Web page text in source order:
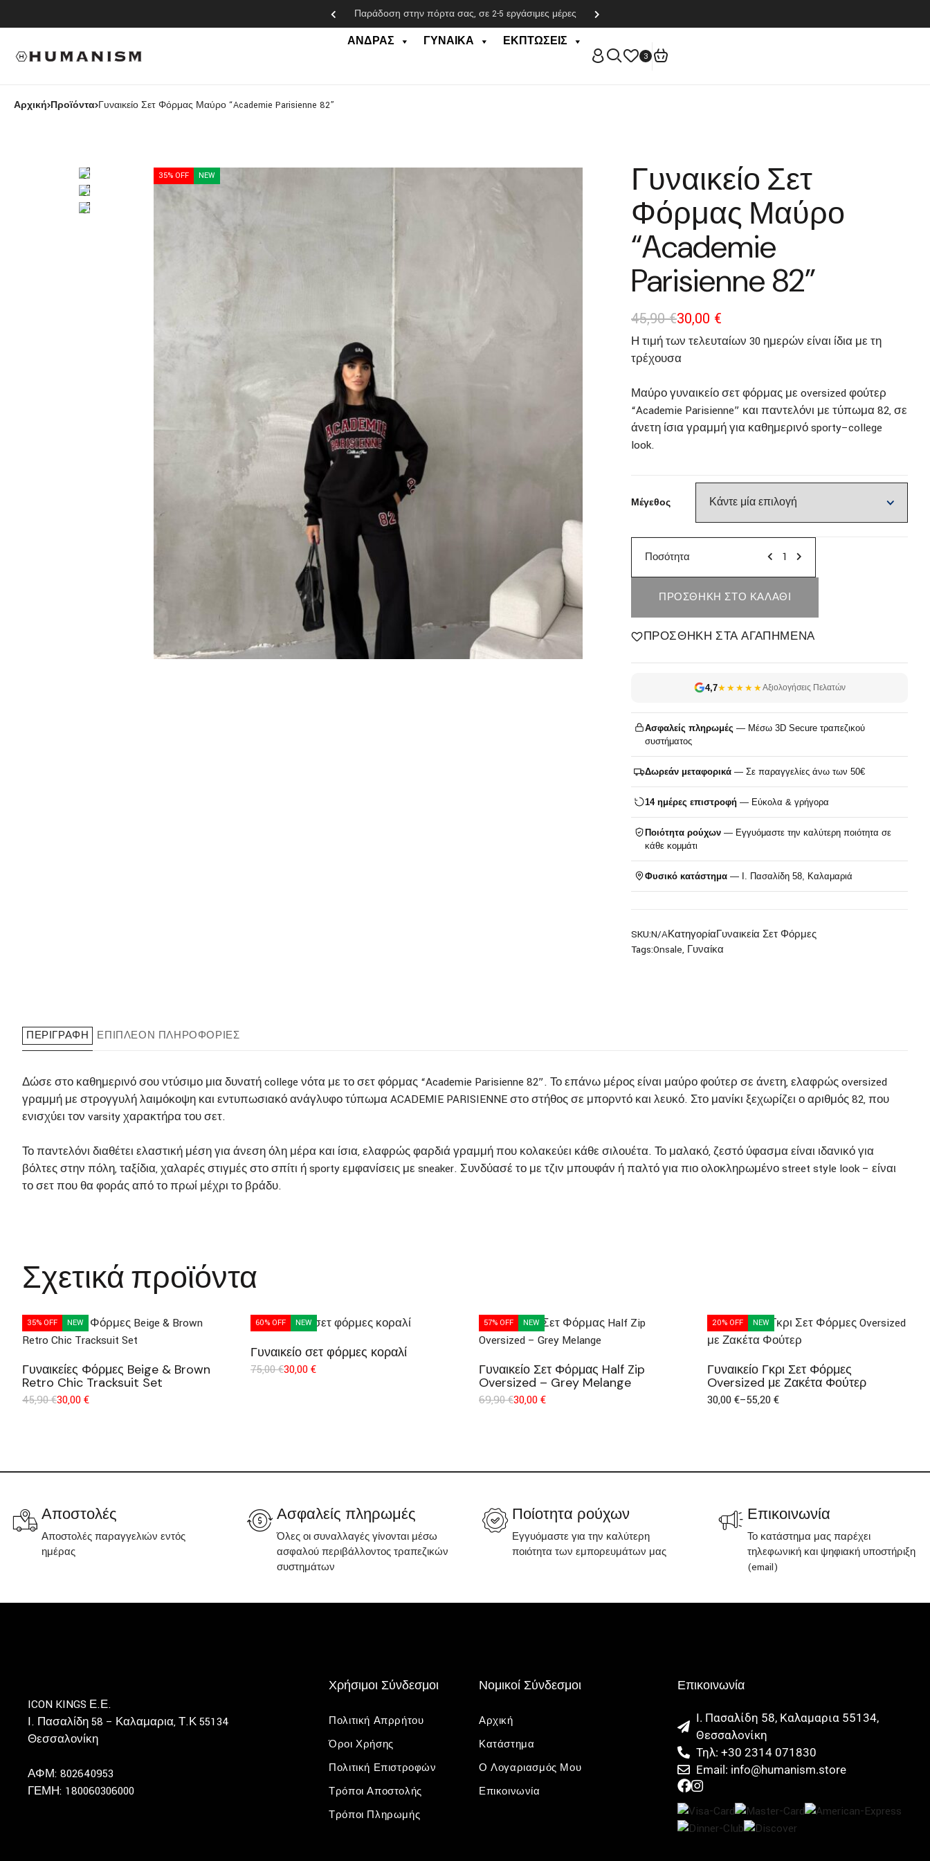
Παράδοση στην πόρτα σας, σε 2-5 εργάσιμες μέρες
ΆΝΔΡΑΣ ΓΥΝΑΊΚΑ ΕΚΠΤΏΣΕΙΣ
3
Αρχική Προϊόντα Γυναικείο Σετ Φόρμας Μαύρο “Academie Parisienne 82”
35% OFF NEW
Γυναικείο Σετ
Φόρμας Μαύρο
“Academie
Parisienne 82”
45,90€30,00 €
Η τιμή των τελευταίων 30 ημερών είναι ίδια με τη
τρέχουσα
Μαύρο γυναικείο σετ φόρμας με oversized φούτερ
“Academie Parisienne” και παντελόνι με τύπωμα 82, σε
άνετη ίσια γραμμή για καθημερινό sporty–college
look.
Μέγεθος
Ποσότητα
ΠΡΟΣΘΉΚΗ ΣΤΟ ΚΑΛΆΘΙ
ΠΡΟΣΘΉΚΗ ΣΤΑ ΑΓΑΠΗΜΈΝΑ
4,7★★★★★Αξιολογήσεις Πελατών
Ασφαλείς πληρωμές — Μέσω 3D Secure τραπεζικού
συστήματος
Δωρεάν μεταφορικά — Σε παραγγελίες άνω των 50€
14 ημέρες επιστροφή — Εύκολα & γρήγορα
Ποιότητα ρούχων — Εγγυόμαστε την καλύτερη ποιότητα σε
κάθε κομμάτι
Φυσικό κατάστημα — Ι. Πασαλίδη 58, Καλαμαριά
SKU:N/AΚατηγορίαΓυναικεία Σετ Φόρμες
Tags:Onsale, Γυναίκα
ΠΕΡΙΓΡΑΦΉ ΕΠΙΠΛΈΟΝ ΠΛΗΡΟΦΟΡΊΕΣ
Δώσε στο καθημερινό σου ντύσιμο μια δυνατή college νότα με το σετ φόρμας “Academie Parisienne 82”. Το επάνω μέρος είναι μαύρο φούτερ σε άνετη, ελαφρώς oversized
γραμμή με στρογγυλή λαιμόκοψη και εντυπωσιακό ανάγλυφο τύπωμα ACADEMIE PARISIENNE στο στήθος σε μπορντό και λευκό. Στο μανίκι ξεχωρίζει ο αριθμός 82, που
ενισχύει τον varsity χαρακτήρα του σετ.
Το παντελόνι διαθέτει ελαστική μέση για άνεση όλη μέρα και ίσια, ελαφρώς φαρδιά γραμμή που κολακεύει κάθε σιλουέτα. Το μαλακό, ζεστό ύφασμα είναι ιδανικό για
βόλτες στην πόλη, ταξίδια, χαλαρές στιγμές στο σπίτι ή sporty εμφανίσεις με sneaker. Συνδύασέ το με τζιν μπουφάν ή παλτό για πιο ολοκληρωμένο street style look – είναι
το σετ που θα φοράς από το πρωί μέχρι το βράδυ.
Σχετικά προϊόντα
35% OFF NEW
Γυναικείες Φόρμες Beige & Brown
Retro Chic Tracksuit Set
45,90€30,00€
60% OFF NEW
Γυναικείο σετ φόρμες κοραλί
75,00€30,00€
57% OFF NEW
Γυναικείο Σετ Φόρμας Half Zip
Oversized – Grey Melange
69,90€30,00€
20% OFF NEW
Γυναικείο Γκρι Σετ Φόρμες
Oversized με Ζακέτα Φούτερ
30,00€–55,20€
Αποστολές
Αποστολές παραγγελιών εντός
ημέρας
Ασφαλείς πληρωμές
Όλες οι συναλλαγές γίνονται μέσω
ασφαλού περιβάλλοντος τραπεζικών
συστημάτων
Ποίοτητα ρούχων
Εγγυόμαστε για την καλύτερη
ποιότητα των εμπορευμάτων μας
Επικοινωνία
Το κατάστημα μας παρέχει
τηλεφωνική και ψηφιακή υποστήριξη
(email)
ICON KINGS Ε.Ε.
Ι. Πασαλίδη 58 – Καλαμαρια, Τ.Κ 55134
Θεσσαλονίκη
ΑΦΜ: 802640953
ΓΕΜΗ: 180060306000
Χρήσιμοι Σύνδεσμοι
Πολιτική Απρρήτου
Όροι Χρήσης
Πολιτική Επιστροφών
Τρόποι Αποστολής
Τρόποι Πληρωμής
Νομικοί Σύνδεσμοι
Αρχική
Κατάστημα
Ο Λογαριασμός Μου
Επικοινωνία
Επικοινωνία
Ι. Πασαλίδη 58, Καλαμαρια 55134,
Θεσσαλονίκη
Τηλ: +30 2314 071830
Email: info@humanism.store